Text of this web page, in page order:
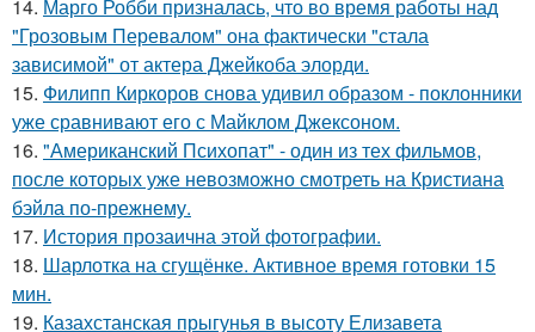
14. Марго Робби призналась, что во время работы над
"Грозовым Перевалом" она фактически "стала
зависимой" от актера Джейкоба элорди.
15. Филипп Киркоров снова удивил образом - поклонники
уже сравнивают его с Майклом Джексоном.
16. "Американский Психопат" - один из тех фильмов,
после которых уже невозможно смотреть на Кристиана
бэйла по-прежнему.
17. История прозаична этой фотографии.
18. Шарлотка на сгущёнке. Активное время готовки 15
мин.
19. Казахстанская прыгунья в высоту Елизавета